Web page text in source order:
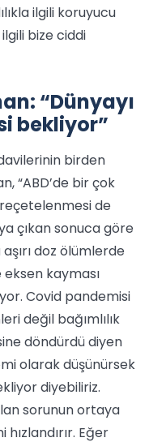
ilgili koruyucu
bize ciddi
“Dünyayı
bekliyor”
birden
“ABD’de bir çok
reçetelenmesi de
çıkan sonuca göre
doz ölümlerde
eksen kayması
Covid pandemisi
değil bağımlılık
döndürdü diyen
olarak düşünürsek
diyebiliriz.
sorunun ortaya
hızlandırır. Eğer